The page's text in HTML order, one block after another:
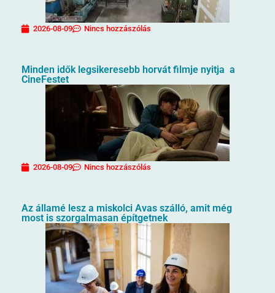
2026-08-09 Nincs hozzászólás
Minden idők legsikeresebb horvát filmje nyitja a
CineFestet
2026-08-09 Nincs hozzászólás
Az államé lesz a miskolci Avas szálló, amit még
most is szorgalmasan építgetnek